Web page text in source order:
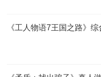
《工人物语7王国之路》综